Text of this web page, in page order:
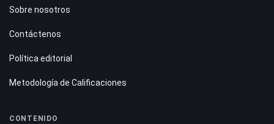
Sobre nosotros
Contáctenos
Política editorial
Metodología de Calificaciones
CONTENIDO